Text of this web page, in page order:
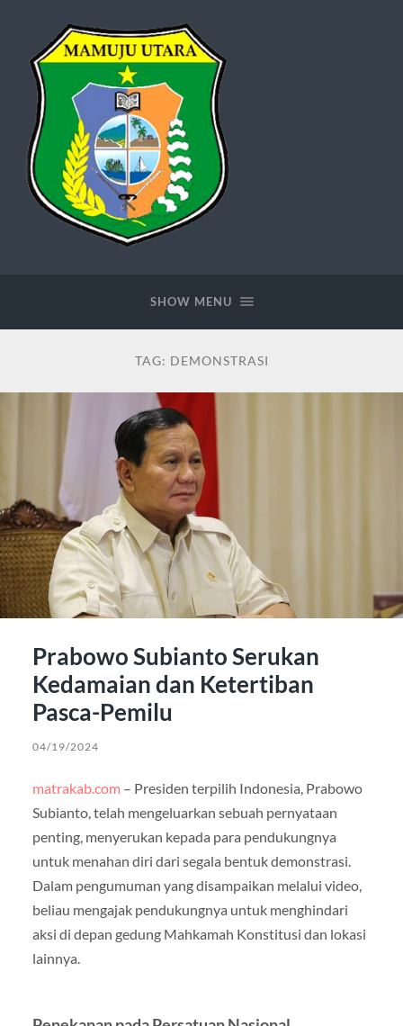
SHOW MENU
TAG: DEMONSTRASI
Prabowo Subianto Serukan
Kedamaian dan Ketertiban
Pasca-Pemilu
04/19/2024
matrakab.com – Presiden terpilih Indonesia, Prabowo
Subianto, telah mengeluarkan sebuah pernyataan
penting, menyerukan kepada para pendukungnya
untuk menahan diri dari segala bentuk demonstrasi.
Dalam pengumuman yang disampaikan melalui video,
beliau mengajak pendukungnya untuk menghindari
aksi di depan gedung Mahkamah Konstitusi dan lokasi
lainnya.